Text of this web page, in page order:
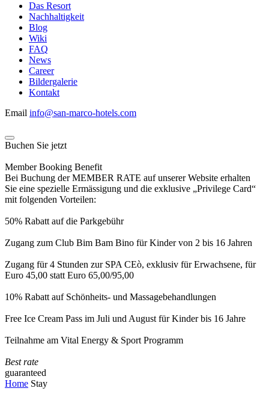
Das Resort
Nachhaltigkeit
Blog
Wiki
FAQ
News
Career
Bildergalerie
Kontakt
Email info@san-marco-hotels.com
Buchen Sie jetzt
Member Booking Benefit
Bei Buchung der MEMBER RATE auf unserer Website erhalten
Sie eine spezielle Ermässigung und die exklusive „Privilege Card“
mit folgenden Vorteilen:
50% Rabatt auf die Parkgebühr
Zugang zum Club Bim Bam Bino für Kinder von 2 bis 16 Jahren
Zugang für 4 Stunden zur SPA CEò, exklusiv für Erwachsene, für
Euro 45,00 statt Euro 65,00/95,00
10% Rabatt auf Schönheits- und Massagebehandlungen
Free Ice Cream Pass im Juli und August für Kinder bis 16 Jahre
Teilnahme am Vital Energy & Sport Programm
Best rate
guaranteed
Home Stay